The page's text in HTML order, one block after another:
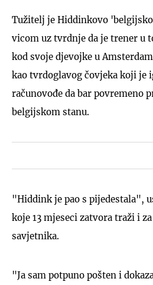
Tužitelj je Hiddinkovo
vicom uz tvrdnje da je trener u
kod svoje djevojke u
kao tvrdoglavog čovjeka koji je
računovođe da bar povremeno
belgijskom stanu.
"Hiddink je pao s pijedestala",
koje 13 mjeseci zatvora traži i
savjetnika.
"Ja sam potpuno pošten i